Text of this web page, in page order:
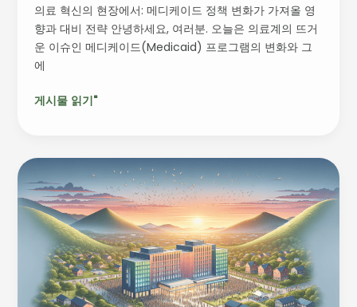
의료 혁신의 현장에서: 메디케이드 정책 변화가 가져올 영
향과 대비 전략 안녕하세요, 여러분. 오늘은 의료계의 뜨거
운 이슈인 메디케이드(Medicaid) 프로그램의 변화와 그
에
치
는
영
향
대
략
게시물 읽기"
스
트
버
지